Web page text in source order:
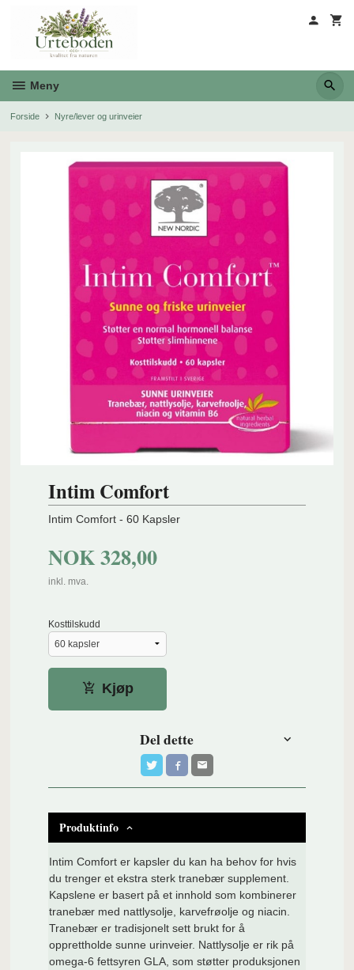
innholdet
Meny
Forside Nyre/lever og urinveier
Intim Comfort
Intim Comfort - 60 Kapsler
NOK328,00
inkl. mva.
Kosttilskudd
Kjøp
Del dette
Produktinfo
Intim Comfort er kapsler du kan ha behov for hvis
du trenger et ekstra sterk tranebær supplement.
Kapslene er basert på et innhold som kombinerer
tranebær med nattlysolje, karvefrøolje og niacin.
Tranebær er tradisjonelt sett brukt for å
opprettholde sunne urinveier. Nattlysolje er rik på
omega-6 fettsyren GLA, som støtter produksjonen